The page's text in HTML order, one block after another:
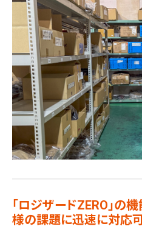
「ロジザードZERO」の
様の課題に迅速に対応